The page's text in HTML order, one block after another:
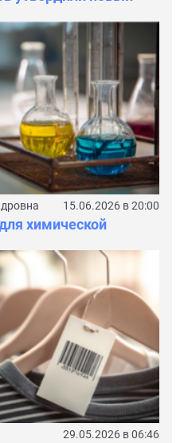
15.06.2026 в 20:00
химической
29.05.2026 в 06:46